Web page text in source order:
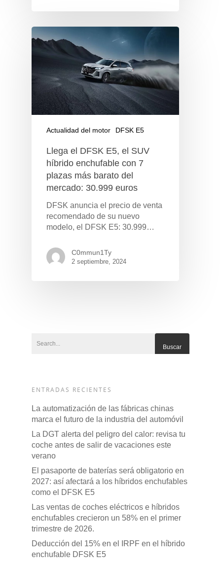
Actualidad del motor DFSK E5
Llega el DFSK E5, el SUV
híbrido enchufable con 7
plazas más barato del
mercado: 30.999 euros
DFSK anuncia el precio de venta
recomendado de su nuevo
modelo, el DFSK E5: 30.999…
C0mmun1Ty
2 septiembre, 2024
ENTRADAS RECIENTES
La automatización de las fábricas chinas
marca el futuro de la industria del automóvil
La DGT alerta del peligro del calor: revisa tu
coche antes de salir de vacaciones este
verano
El pasaporte de baterías será obligatorio en
2027: así afectará a los híbridos enchufables
como el DFSK E5
Las ventas de coches eléctricos e híbridos
enchufables crecieron un 58% en el primer
trimestre de 2026.
Deducción del 15% en el IRPF en el híbrido
enchufable DFSK E5